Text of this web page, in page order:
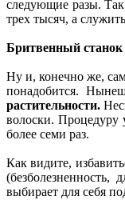
следующие разы. Так
трех тысяч, а
Бритвенный станок
Ну и, конечно же,
понадобится.
растительности.
волоски. Процедуру
более семи раз.
Как видите,
выбирает для себя